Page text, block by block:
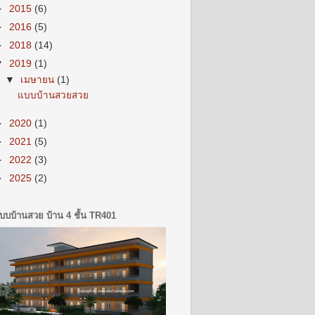
2015 (6)
2016 (5)
2018 (14)
2019 (1)
▼ เมษายน (1)
แบบบ้านสวยสวย
2020 (1)
2021 (5)
2022 (3)
2025 (2)
บบ้านสวย บ้าน 4 ชั้น TR401